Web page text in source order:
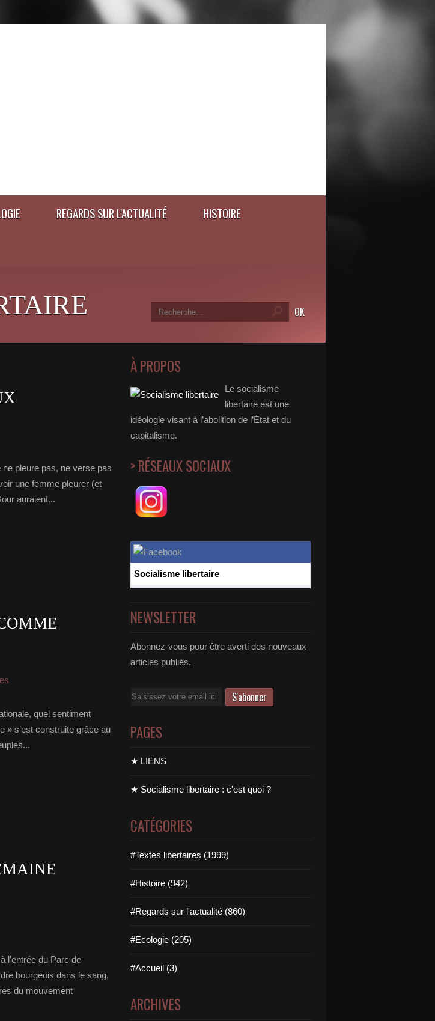
REGARDS SUR L'ACTUALITÉ HISTOIRE
pleure pas, ne verse pas
une femme pleurer (et
auraient...
quel sentiment
» s’est construite grâce au
l'entrée du Parc de
bourgeois dans le sang,
du mouvement
À PROPOS
Le socialisme
libertaire est une
idéologie visant à l’abolition de l’État et du
capitalisme.
> RÉSEAUX SOCIAUX
Socialisme libertaire
NEWSLETTER
Abonnez-vous pour être averti des nouveaux
articles publiés.
Email
PAGES
★ LIENS
★ Socialisme libertaire : c'est quoi ?
CATÉGORIES
#Textes libertaires (1999)
#Histoire (942)
#Regards sur l'actualité (860)
#Ecologie (205)
#Accueil (3)
ARCHIVES